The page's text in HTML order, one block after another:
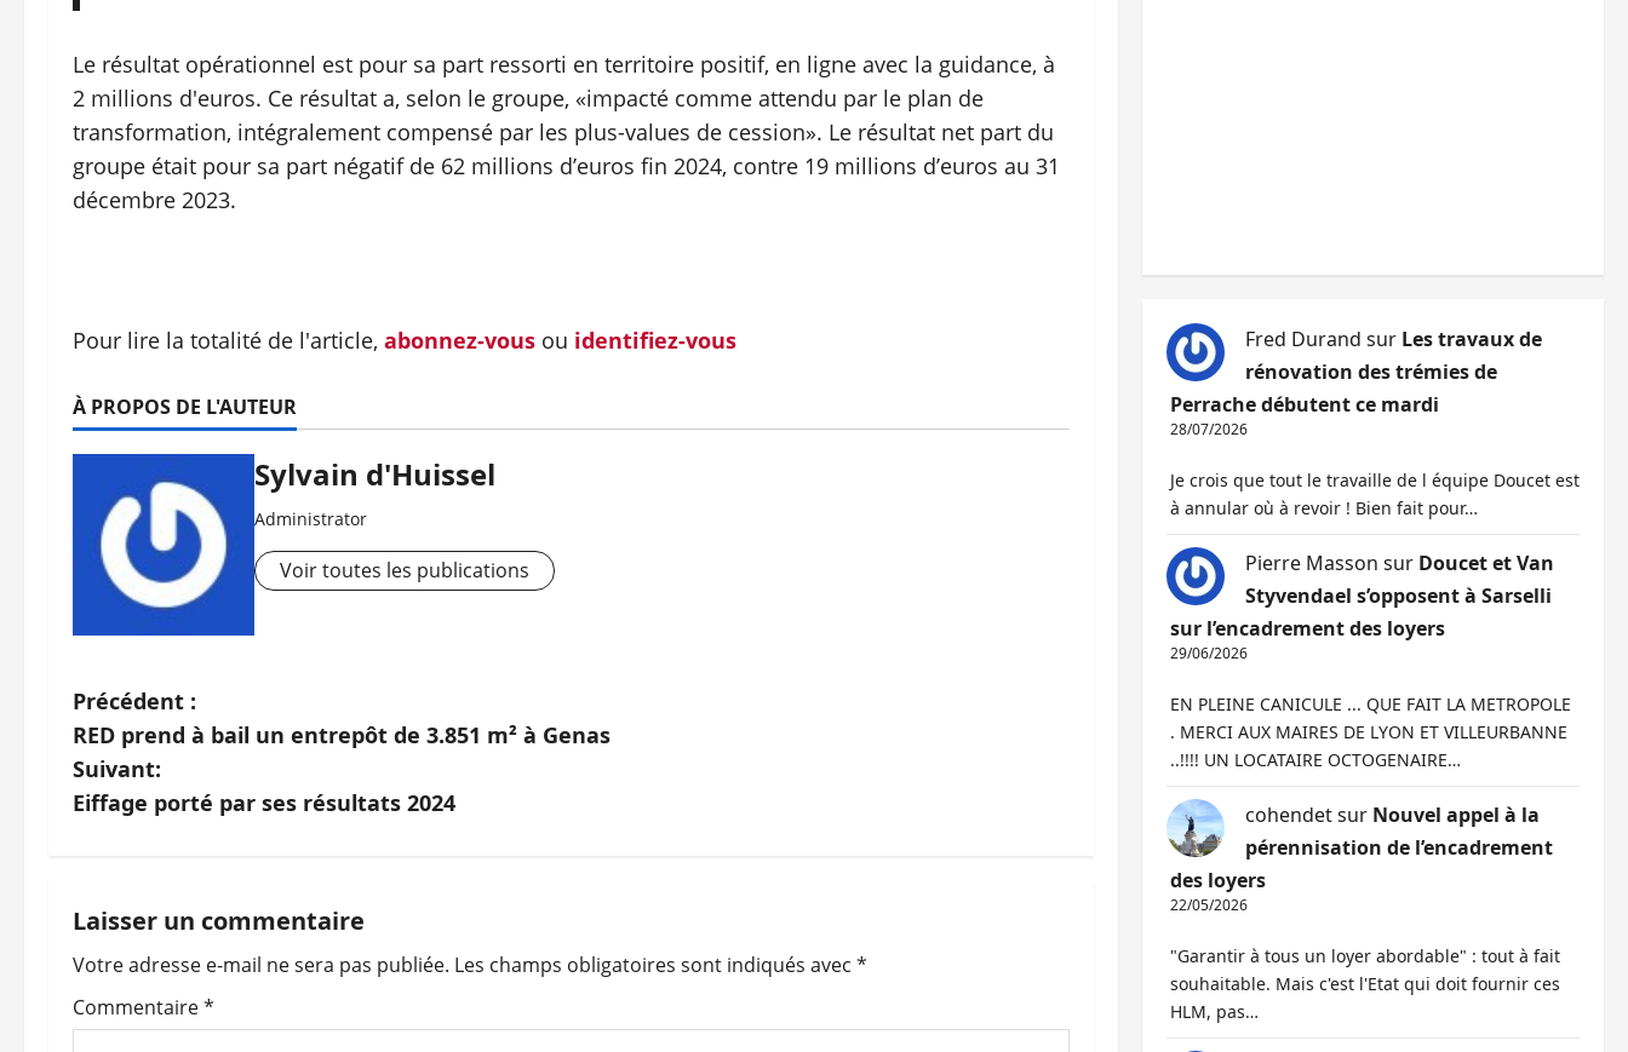
Le résultat opérationnel est pour sa part ressorti en territoire positif, en ligne avec la guidance, à
2 millions d'euros. Ce résultat a, selon le groupe, «impacté comme attendu par le plan de
transformation, intégralement compensé par les plus-values de cession». Le résultat net part du
groupe était pour sa part négatif de 62 millions d’euros fin 2024, contre 19 millions d’euros au 31
décembre 2023.
Pour lire la totalité de l'article, abonnez-vous ou identifiez-vous
À PROPOS DE L'AUTEUR
Sylvain d'Huissel
Administrator
Voir toutes les publications
N
a
v
g
a
t
Précédent :
RED prend à bail un entrepôt de 3.851 m² à Genas
Suivant:
Eiffage porté par ses résultats 2024
Laisser un commentaire
Votre adresse e-mail ne sera pas publiée. Les champs obligatoires sont indiqués avec *
Commentaire*
Fred Durand sur Les travaux de
rénovation des trémies de
Perrache débutent ce mardi
28/07/2026
Je crois que tout le travaille de l équipe Doucet est
à annular où à revoir ! Bien fait pour…
Pierre Masson sur Doucet et Van
Styvendael s’opposent à Sarselli
sur l’encadrement des loyers
29/06/2026
EN PLEINE CANICULE ... QUE FAIT LA METROPOLE
. MERCI AUX MAIRES DE LYON ET VILLEURBANNE
..!!!! UN LOCATAIRE OCTOGENAIRE…
cohendetsur Nouvel appel à la
pérennisation de l’encadrement
des loyers
22/05/2026
"Garantir à tous un loyer abordable" : tout à fait
souhaitable. Mais c'est l'Etat qui doit fournir ces
HLM, pas…